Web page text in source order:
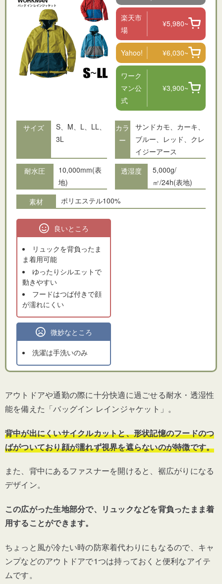
楽天市
場
¥5,980~
Yahoo! ¥6,030~
ワーク
マン公
式
¥3,900~
サイズ
S、M、L、LL、
3L
カラ
ー
サンドカモ、カーキ、
ブルー、レッド、クレ
イジーアース
耐水圧
10,000mm(表
地)
透湿度
5,000g/
㎡/24h(表地)
素材
ポリエステル100%
良いところ
リュックを背負ったま
ま着用可能
ゆったりシルエットで
動きやすい
フードはつば付きで顔
が濡れにくい
微妙なところ
洗濯は手洗いのみ
アウトドアや通勤の際に十分快適に過ごせる耐水・透湿性
能を備えた「バッグイン レインジャケット」。
背中が出にくいサイクルカットと、形状記憶のフードのつ
ばがついており顔が濡れず視界を遮らないのが特徴です。
また、背中にあるファスナーを開けると、裾広がりになる
デザイン。
この広がった生地部分で、リュックなどを背負ったまま着
用することができます。
ちょっと風が冷たい時の防寒着代わりにもなるので、キャ
ンプなどのアウトドアで1つは持っておくと便利なアイテ
ムです。